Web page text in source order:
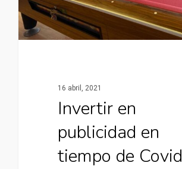
16 abril, 2021
Invertir en
publicidad en
tiempo de Covid